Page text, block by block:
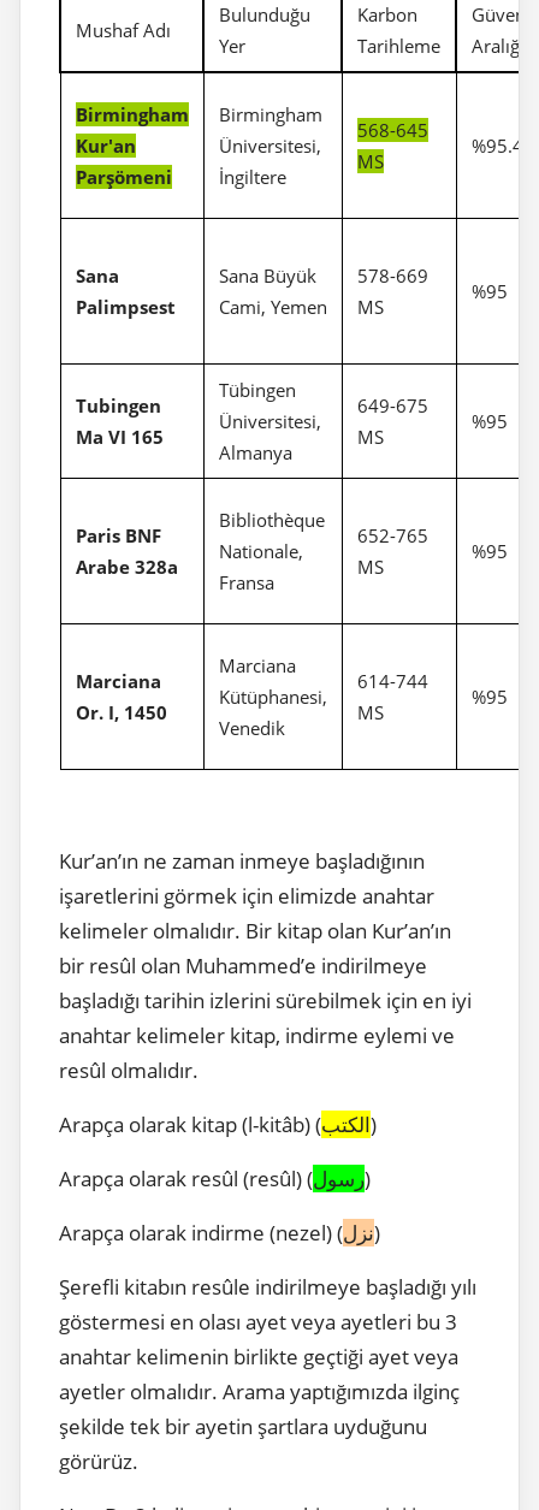
Mushaf Adı
Bulunduğu
Yer
Karbon
Tarihleme
Güven
Aralığı
Birmingham
Kur'an
Parşömeni
Birmingham
Üniversitesi,
İngiltere
568-645
MS
%95.4
Sana
Palimpsest
Sana Büyük
Cami, Yemen
578-669
MS
%95
Tubingen
Ma VI 165
Tübingen
Üniversitesi,
Almanya
649-675
MS
%95
Paris BNF
Arabe 328a
Bibliothèque
Nationale,
Fransa
652-765
MS
%95
Marciana
Or. I, 1450
Marciana
Kütüphanesi,
Venedik
614-744
MS
%95
Kur’an’ın ne zaman inmeye başladığının
işaretlerini görmek için elimizde anahtar
kelimeler olmalıdır. Bir kitap olan Kur’an’ın
bir resûl olan Muhammed’e indirilmeye
başladığı tarihin izlerini sürebilmek için en iyi
anahtar kelimeler kitap, indirme eylemi ve
resûl olmalıdır.
Arapça olarak kitap (l-kitâb) (الكتب)
Arapça olarak resûl (resûl) (رسول)
Arapça olarak indirme (nezel) (نزل)
Şerefli kitabın resûle indirilmeye başladığı yılı
göstermesi en olası ayet veya ayetleri bu 3
anahtar kelimenin birlikte geçtiği ayet veya
ayetler olmalıdır. Arama yaptığımızda ilginç
şekilde tek bir ayetin şartlara uyduğunu
görürüz.